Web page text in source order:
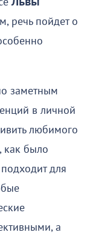
речь пойдет о
заметным
в личной
любимого
как было
для
а